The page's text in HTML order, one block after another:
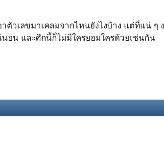
ตัวเลขมาเคลมจากไหนยังไงบ้าง แต่ที่แน่ ๆ
อน และศึกนี้ก็ไม่มีใครยอมใครด้วยเช่นกัน